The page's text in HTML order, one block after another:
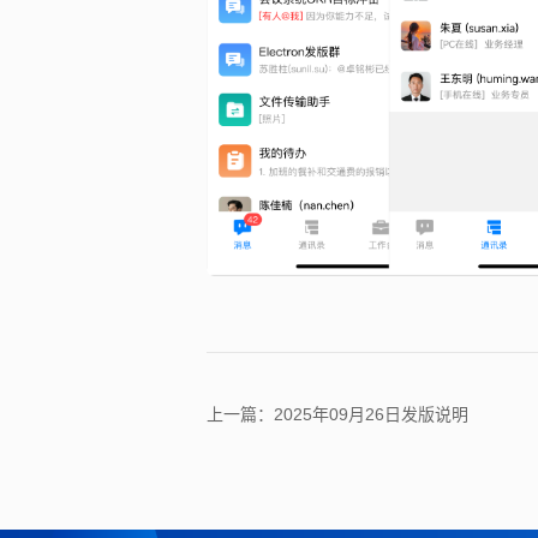
上一篇：2025年09月26日发版说明